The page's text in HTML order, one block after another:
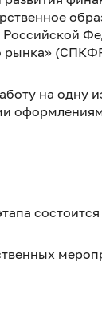
рынка»
на
состоится